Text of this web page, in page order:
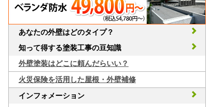
あなたの外壁はどのタイプ？
知って得する塗装工事の豆知識
外壁塗装はどこに頼んだらいい？
火災保険を活用した屋根・外壁補修
インフォメーション